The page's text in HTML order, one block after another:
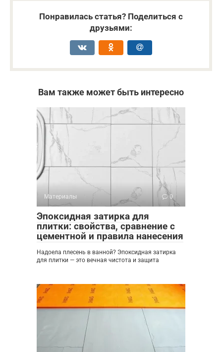
Понравилась статья? Поделиться с
друзьями:
Вам также может быть интересно
Материалы 0
Эпоксидная затирка для
плитки: свойства, сравнение с
цементной и правила нанесения
Надоела плесень в ванной? Эпоксидная затирка
для плитки — это вечная чистота и защита